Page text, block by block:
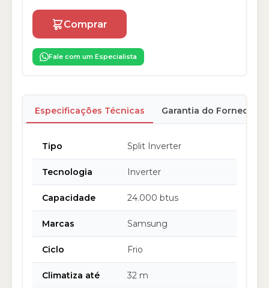
Comprar
Fale com um Especialista
Especificações Técnicas Garantia do Fornecedor
Tipo Split Inverter
Tecnologia Inverter
Capacidade 24.000 btus
Marcas Samsung
Ciclo Frio
Climatiza até 32 m